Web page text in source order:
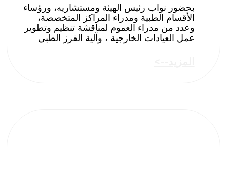
بحضور نواب رئيس الهيئة ومستشاريه، ورؤساء
الأقسام الطبية ومدراء المراكز المتخصصة،
وعدد من مدراء العموم لمناقشة تنظيم وتطوير
عمل العيادات الخارجية ، وآلية الفرز الطبي